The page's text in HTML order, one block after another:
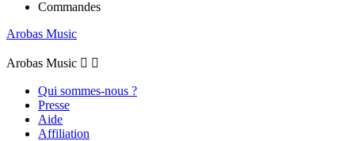
Commandes
Arobas Music
Arobas Music  
Qui sommes-nous ?
Presse
Aide
Affiliation